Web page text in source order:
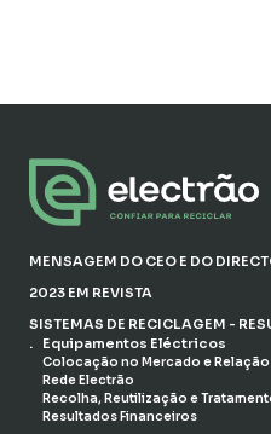
MENSAGEM DO CEO E DO
2023 EM REVISTA
SISTEMAS DE RECICLAGEM -
Equipamentos Eléctricos
Colocação no Mercado e
Rede Electrão
Recolha, Reutilização e
Resultados Financeiros